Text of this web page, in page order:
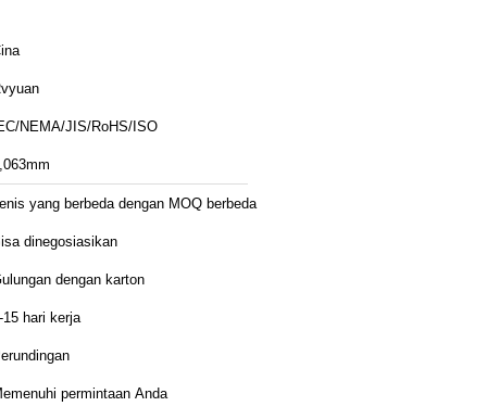
NEMA/JIS/RoHS/ISO
yang berbeda dengan MOQ berbeda
dinegosiasikan
dengan karton
15 hari kerja
permintaan Anda